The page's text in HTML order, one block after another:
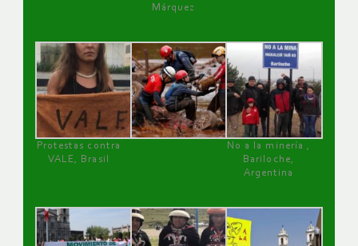
Márquez
Protestas contra
VALE, Brasil
No a la minería ,
Bariloche,
Argentina